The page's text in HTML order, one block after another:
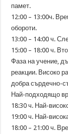
памет.
12:00 – 13:00ч.
обороти.
13:00 – 14:00 ч.
15:00 – 18:00 ч.
Фаза на учение,
реакции. Високо
добра сърдечно-
Най-подходящо
18:30 ч. Най-
19:00 ч. Най-
18:00 – 21:00 ч.